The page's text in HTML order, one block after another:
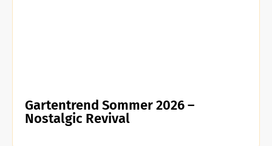
Gartentrend Sommer 2026 –
Nostalgic Revival